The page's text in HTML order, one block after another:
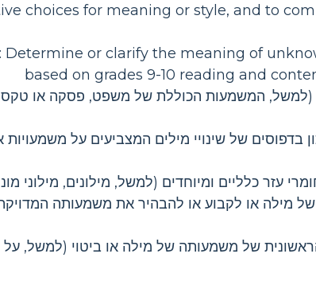
choices for meaning or style, and to
: Determine or clarify the meaning of
based on grades 9-10 reading and
המשמעות הכוללת של משפט, פסקה או
בדפוסים של שינויי מילים המצביעים על
עזר כלליים ומיוחדים (למשל, מילונים, מילוני
של מילה או לקבוע או להבהיר את משמעותה
של משמעותה של מילה או ביטוי (למשל,